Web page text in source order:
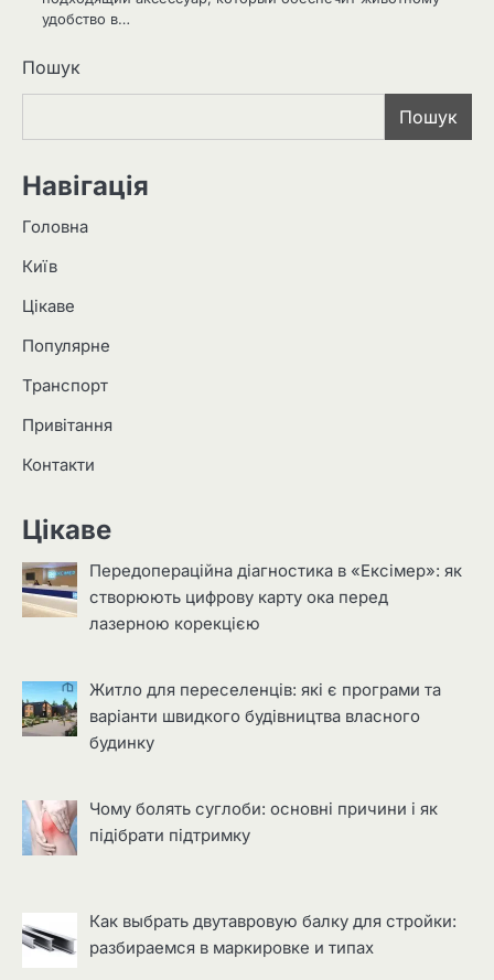
удобство в…
Пошук
Пошук
Навігація
Головна
Київ
Цікаве
Популярне
Транспорт
Привітання
Контакти
Цікаве
Передопераційна діагностика в «Ексімер»: як
створюють цифрову карту ока перед
лазерною корекцією
Житло для переселенців: які є програми та
варіанти швидкого будівництва власного
будинку
Чому болять суглоби: основні причини і як
підібрати підтримку
Как выбрать двутавровую балку для стройки:
разбираемся в маркировке и типах